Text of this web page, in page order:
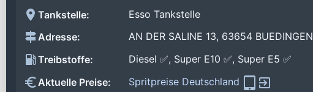
Tankstelle:
Esso Tankstelle
Adresse:
AN DER SALINE 13, 63654 BUEDINGEN
Treibstoffe:
Diesel ✅, Super E10 ✅, Super E5 ✅
Aktuelle Preise:
Spritpreise Deutschland